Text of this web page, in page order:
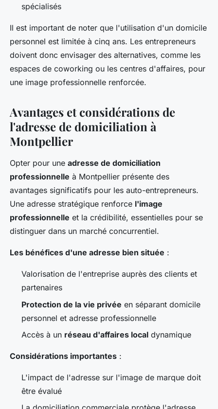
spécialisés
Il est important de noter que l'utilisation d'un domicile
personnel est limitée à cinq ans. Les entrepreneurs
doivent donc envisager des alternatives, comme les
espaces de coworking ou les centres d'affaires, pour
une image professionnelle renforcée.
Avantages et considérations de
l'adresse de domiciliation à
Montpellier
Opter pour une adresse de domiciliation
professionnelle à Montpellier présente des
avantages significatifs pour les auto-entrepreneurs.
Une adresse stratégique renforce l'image
professionnelle et la crédibilité, essentielles pour se
distinguer dans un marché concurrentiel.
Les bénéfices d'une adresse bien située :
Valorisation de l'entreprise auprès des clients et
partenaires
Protection de la vie privée en séparant domicile
personnel et adresse professionnelle
Accès à un réseau d'affaires local dynamique
Considérations importantes :
L'impact de l'adresse sur l'image de marque doit
être évalué